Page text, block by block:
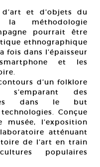
et d’objets du
méthodologie
pourrait être
ethnographique
fois dans l’épaisseur
et les
d’un folklore
s’emparant des
dans le but
Conçue
l’exposition
atténuant
de l’art en train
populaires